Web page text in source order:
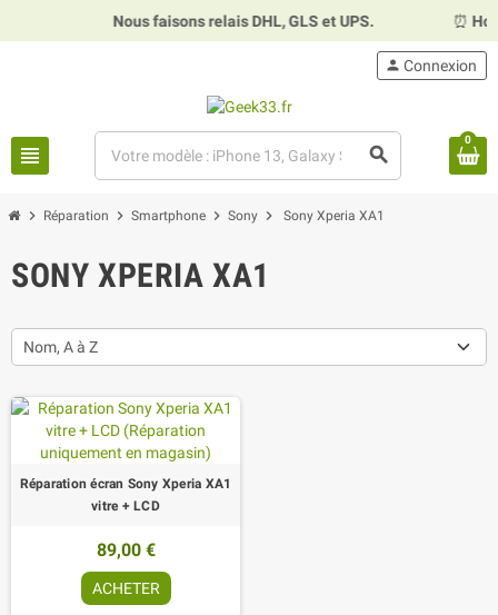
Nous faisons relais DHL, GLS et UPS. Horaires :
view_headline search
person Connexion
0
chevron_right Réparation chevron_right Smartphone chevron_right Sony chevron_right Sony Xperia XA1
SONY XPERIA XA1
Nom, A à Z
Réparation écran Sony Xperia XA1
vitre + LCD
89,00 €
ACHETER